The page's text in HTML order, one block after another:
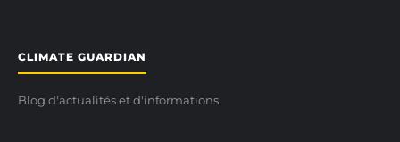
CLIMATE GUARDIAN
Blog d'actualités et d'informations